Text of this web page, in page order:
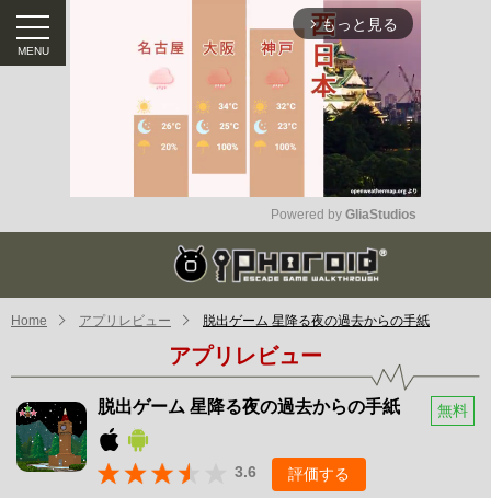
arrow_forward_ios もっと見る
Mute
Powered by GliaStudios
Home アプリレビュー 脱出ゲーム 星降る夜の過去からの手紙
アプリレビュー
脱出ゲーム 星降る夜の過去からの手紙 無料
3.6 評価する